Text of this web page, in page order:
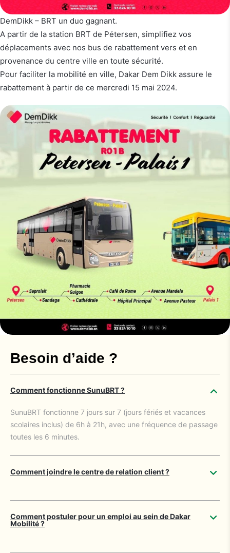
DemDikk – BRT un duo gagnant.
A partir de la station BRT de Pétersen, simplifiez vos
déplacements avec nos bus de rabattement vers et en
provenance du centre ville en toute sécurité.
Pour faciliter la mobilité en ville, Dakar Dem Dikk assure le
rabattement à partir de ce mercredi 15 mai 2024.
Besoin d’aide ?
Comment fonctionne SunuBRT ?
SunuBRT fonctionne 7 jours sur 7 (jours fériés et vacances
scolaires inclus) de 6h à 21h, avec une fréquence de passage
toutes les 6 minutes.
Comment joindre le centre de relation client ?
Comment postuler pour un emploi au sein de Dakar
Mobilité ?